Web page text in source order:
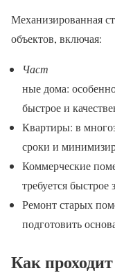
Механизированная
объектов, включая:
Част
ные дома:
быстрое и
Квартиры: в
сроки и
Коммерческие
требуется быстрое
Ремонт старых
подготовить
Как